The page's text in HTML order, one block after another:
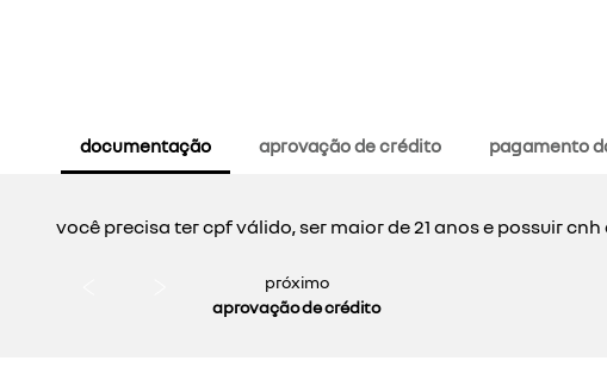
documentação aprovação de crédito pagamento
você precisa ter cpf válido, ser maior de 21 anos e possuir
próximo
aprovação de crédito